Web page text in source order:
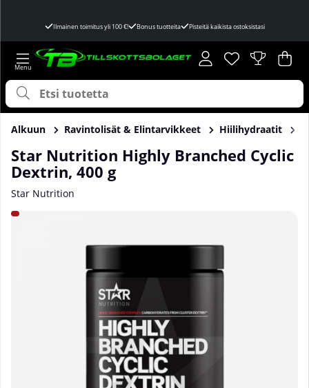
Ilmainen toimitus yli 100 €! Bonus tuotteita Pisteitä kaikista ostoksistasi
Toivelista
Lukumäärä
. .
Alkuun Ravintolisät & Elintarvikkeet Hiilihydraatit
Star Nutrition Highly Branched Cyclic
Dextrin, 400 g
Star Nutrition
Tuotekuvat Star Nutrition Highly Branched Cyclic Dextrin,